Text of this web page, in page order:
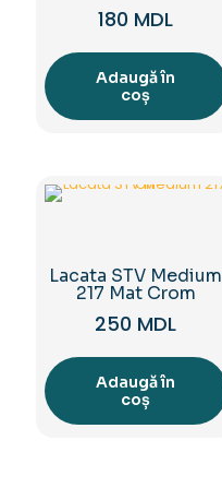
180 MDL
Adaugă în
coș
Lacata STV Medium
217 Mat Crom
250 MDL
Adaugă în
coș